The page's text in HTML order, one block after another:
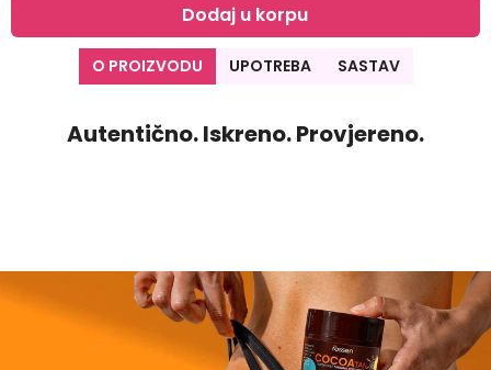
Dodaj u korpu
O PROIZVODU UPOTREBA SASTAV
Autentično. Iskreno. Provjereno.